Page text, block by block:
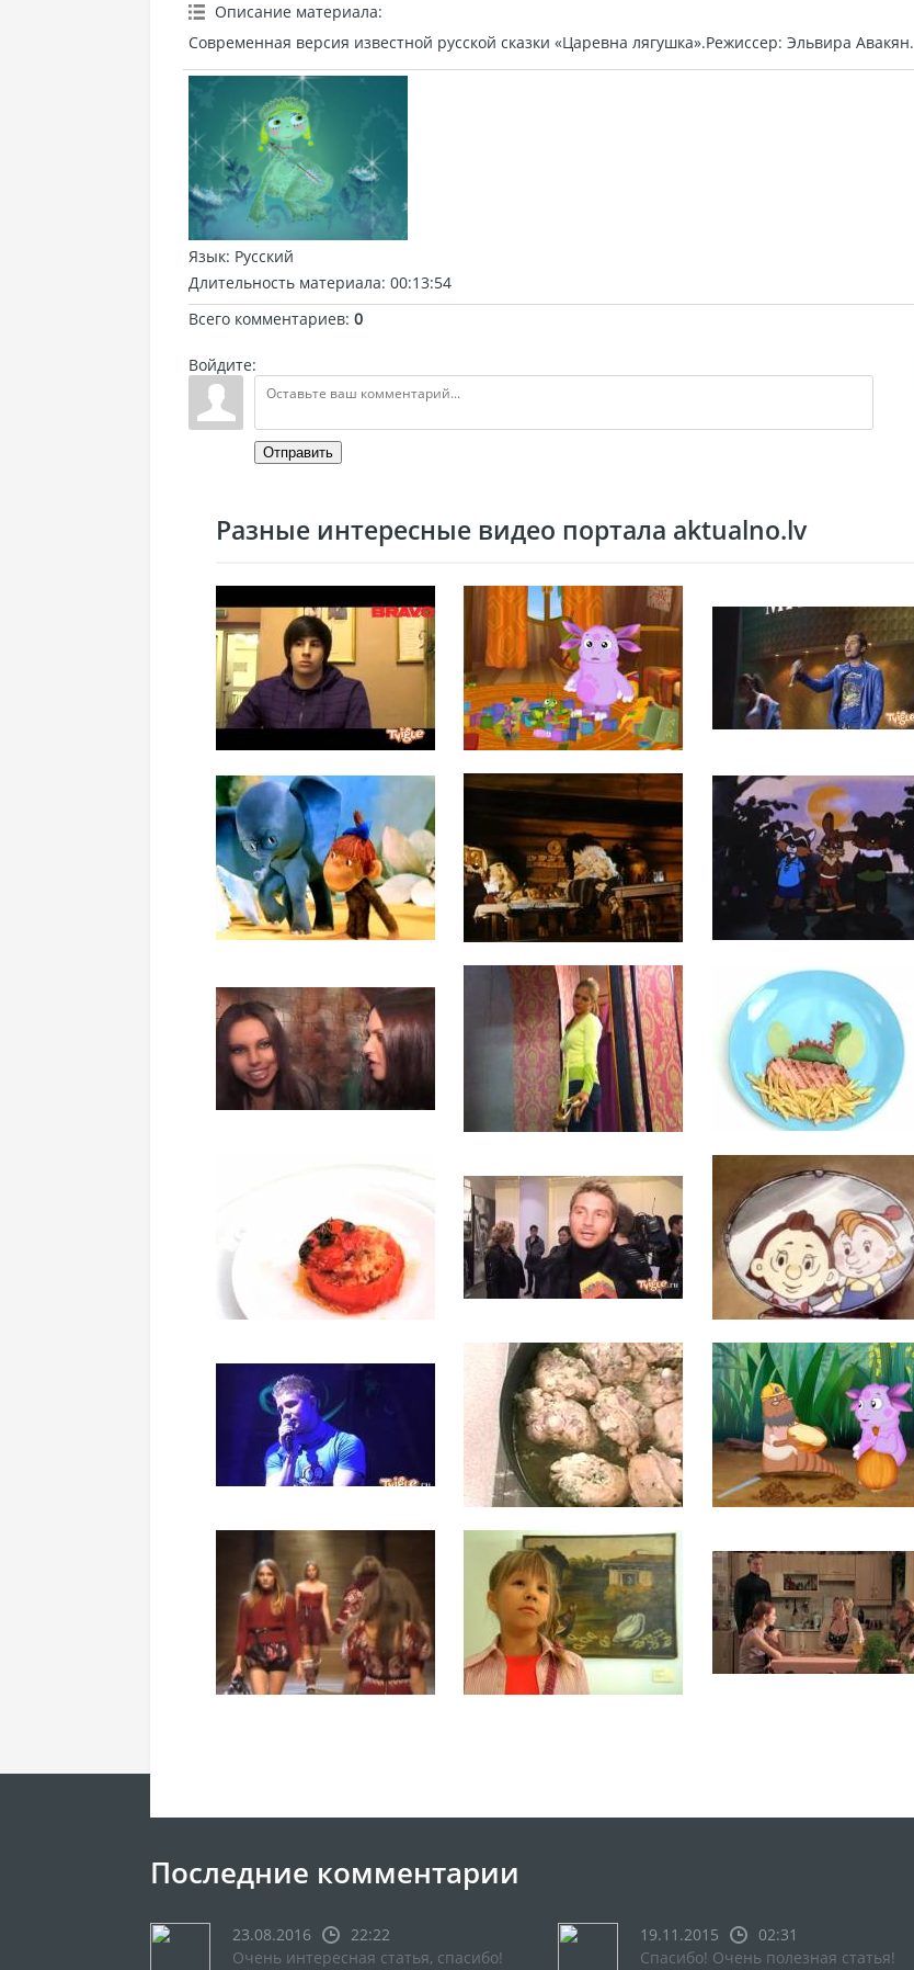
Описание материала:
Современная версия известной русской сказки «Царевна лягушка».Режиссер: Эльвира Авакян.
Язык: Русский
Длительность материала: 00:13:54
Всего комментариев: 0
Войдите:
Отправить
Разные интересные видео портала aktualno.lv
Последние комментарии
23.08.2016
22:22
Очень интересная статья, спасибо!
19.11.2015
02:31
Спасибо! Очень полезная статья!